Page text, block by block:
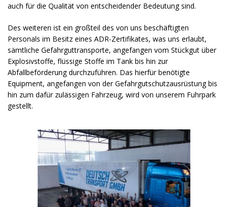
auch für die Qualität von entscheidender Bedeutung sind.
Des weiteren ist ein großteil des von uns beschäftigten
Personals im Besitz eines ADR-Zertifikates, was uns erlaubt,
sämtliche Gefahrguttransporte, angefangen vom Stückgut über
Explosivstoffe, flüssige Stoffe im Tank bis hin zur
Abfallbeförderung durchzuführen. Das hierfür benötigte
Equipment, angefangen von der Gefahrgutschutzausrüstung bis
hin zum dafür zulässigen Fahrzeug, wird von unserem Fuhrpark
gestellt.